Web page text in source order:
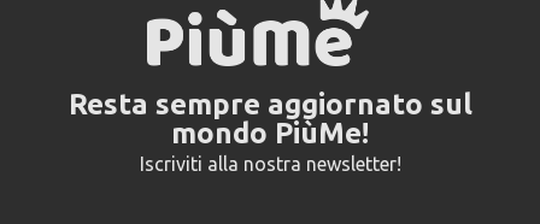
Resta sempre aggiornato sul
mondo PiùMe!
Iscriviti alla nostra newsletter!